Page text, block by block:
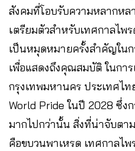
สังคมที่โอบรับความหลากหล
เตรียมตัวสำหรับเทศกาลไพ
เป็นหมุดหมายครั้งสำคัญใน
เพื่อแสดงถึงคุณสมบัติ ในกา
กรุงเทพมหานคร ประเทศไท
World Pride ในปี 2028 ซึ่ง
มากไปกว่านั้น สิ่งที่น่าจับตา
คือขบวนพาเหรด เทศกาลไพ